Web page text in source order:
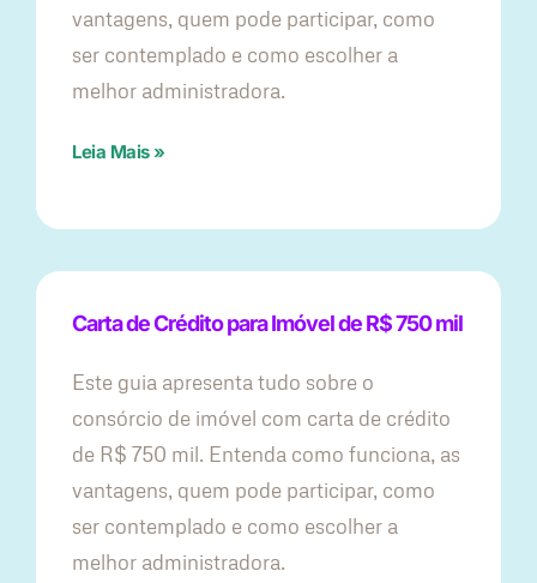
vantagens, quem pode participar, como
ser contemplado e como escolher a
melhor administradora.
Leia Mais »
Carta de Crédito para Imóvel de R$ 750 mil
Este guia apresenta tudo sobre o
consórcio de imóvel com carta de crédito
de R$ 750 mil. Entenda como funciona, as
vantagens, quem pode participar, como
ser contemplado e como escolher a
melhor administradora.